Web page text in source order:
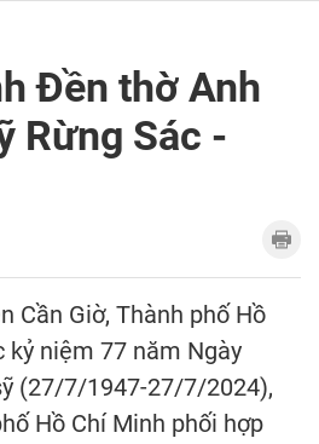
Đền thờ Anh
Rừng Sác -
Cần Giờ, Thành phố Hồ
niệm 77 năm Ngày
(27/7/1947-27/7/2024),
Hồ Chí Minh phối hợp